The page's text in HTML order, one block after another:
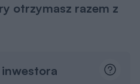
otrzymasz razem z
inwestora